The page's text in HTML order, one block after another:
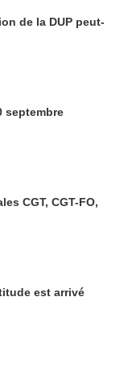
de la DUP peut-
septembre
CGT, CGT-FO,
est arrivé